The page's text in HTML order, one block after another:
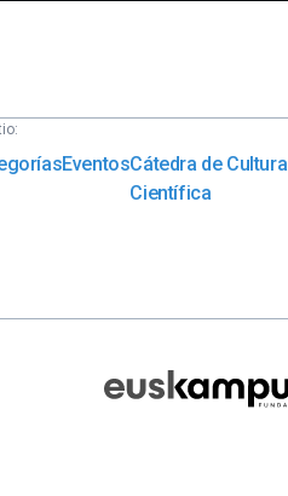
EventosCátedra de Cultura
Científica
Fundazioa